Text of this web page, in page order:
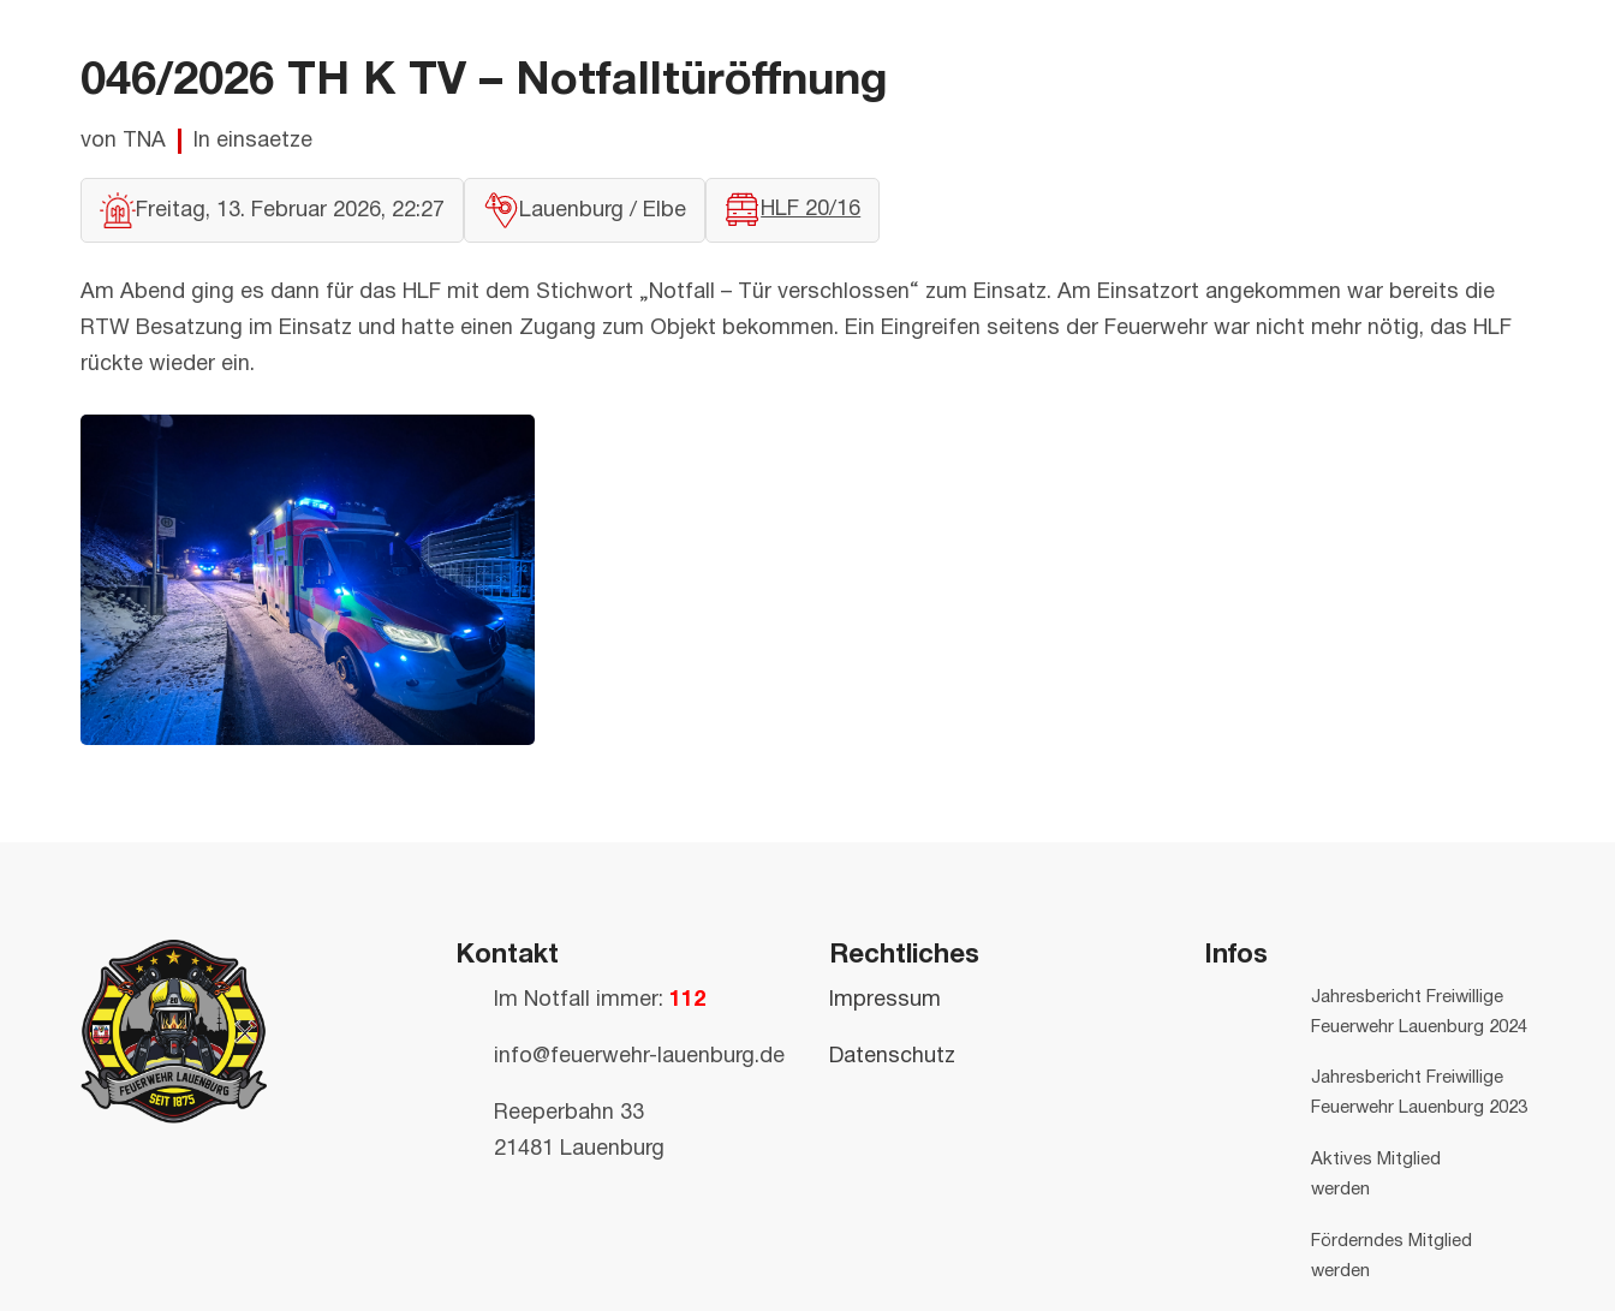
046/2026 TH K TV – Notfalltüröffnung
von TNA In einsaetze
Freitag, 13. Februar 2026, 22:27 Lauenburg / Elbe HLF 20/16
Am Abend ging es dann für das HLF mit dem Stichwort „Notfall – Tür verschlossen“ zum Einsatz. Am Einsatzort angekommen war bereits die
RTW Besatzung im Einsatz und hatte einen Zugang zum Objekt bekommen. Ein Eingreifen seitens der Feuerwehr war nicht mehr nötig, das HLF
rückte wieder ein.
Kontakt
Im Notfall immer: 112
info@feuerwehr-lauenburg.de
Reeperbahn 33
21481 Lauenburg
Rechtliches
Impressum
Datenschutz
Infos
Jahresbericht Freiwillige
Feuerwehr Lauenburg 2024
Jahresbericht Freiwillige
Feuerwehr Lauenburg 2023
Aktives Mitglied
werden
Förderndes Mitglied
werden